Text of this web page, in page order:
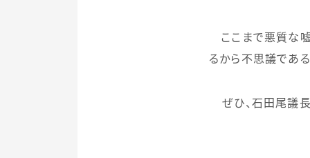
ここまで悪質な嘘
るから不思議である
ぜひ、石田尾議